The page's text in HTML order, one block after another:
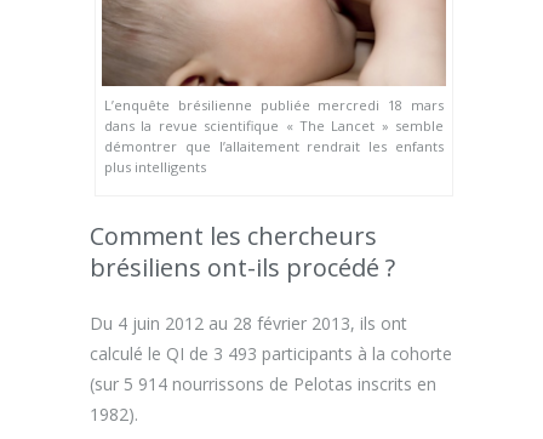
L’enquête brésilienne publiée mercredi 18 mars
dans la revue scientifique « The Lancet » semble
démontrer que l’allaitement rendrait les enfants
plus intelligents
Comment les chercheurs
brésiliens ont-ils procédé ?
Du 4 juin 2012 au 28 février 2013, ils ont
calculé le QI de 3 493 participants à la cohorte
(sur 5 914 nourrissons de Pelotas inscrits en
1982).